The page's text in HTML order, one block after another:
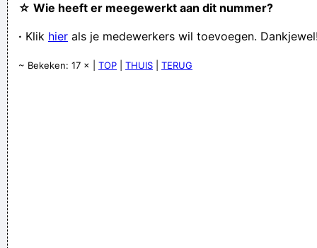
☆ Wie heeft er meegewerkt aan dit nummer?
· Klik hier als je medewerkers wil toevoegen.
~ Bekeken: 17 × | TOP THUIS TERUG